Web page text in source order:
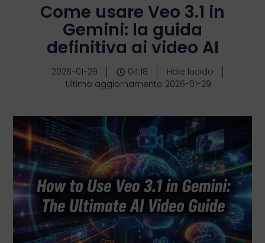
Come usare Veo 3.1 in
Gemini: la guida
definitiva ai video AI
2026-01-29 04:18
Hale lucido
Ultimo aggiornamento 2026-01-29